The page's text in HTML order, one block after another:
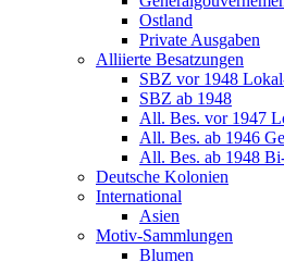
Ostland
Private Ausgaben
Alliierte Besatzungen
SBZ vor 1948
SBZ ab 1948
All. Bes. vor 1947
All. Bes. ab 1946
All. Bes. ab 1948
Deutsche Kolonien
International
Asien
Motiv-Sammlungen
Blumen